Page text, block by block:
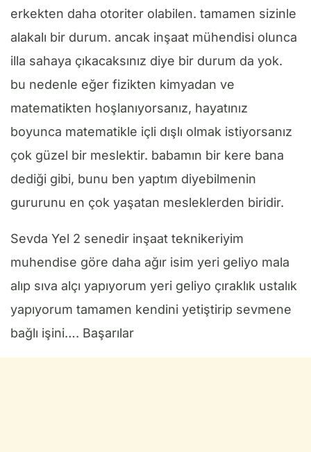
erkekten daha otoriter olabilen. tamamen sizinle
alakalı bir durum. ancak inşaat mühendisi olunca
illa sahaya çıkacaksınız diye bir durum da yok.
bu nedenle eğer fizikten kimyadan ve
matematikten hoşlanıyorsanız, hayatınız
boyunca matematikle içli dışlı olmak istiyorsanız
çok güzel bir meslektir. babamın bir kere bana
dediği gibi, bunu ben yaptım diyebilmenin
gururunu en çok yaşatan mesleklerden biridir.
Sevda Yel 2 senedir inşaat teknikeriyim
muhendise göre daha ağır isim yeri geliyo mala
alıp sıva alçı yapıyorum yeri geliyo çıraklık ustalık
yapıyorum tamamen kendini yetiştirip sevmene
bağlı işini…. Başarılar